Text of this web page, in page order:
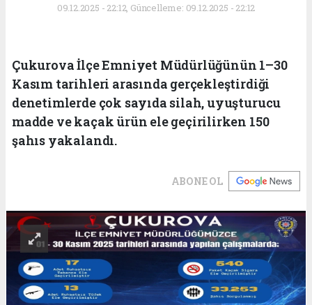
09.12.2025 - 22:12, Güncelleme: 09.12.2025 - 22:12
Çukurova İlçe Emniyet Müdürlüğünün 1–30
Kasım tarihleri arasında gerçekleştirdiği
denetimlerde çok sayıda silah, uyuşturucu
madde ve kaçak ürün ele geçirilirken 150
şahıs yakalandı.
ABONE OL